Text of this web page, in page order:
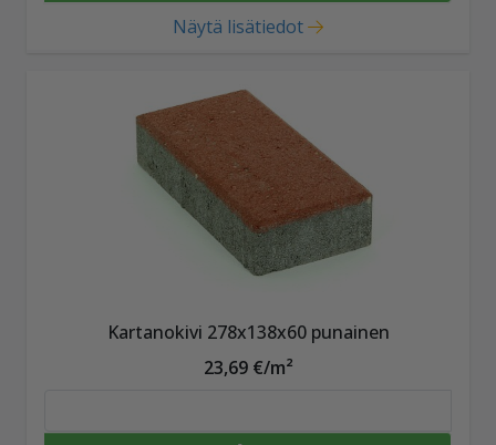
Näytä lisätiedot
Kartanokivi 278x138x60 punainen
23,69 €/m²